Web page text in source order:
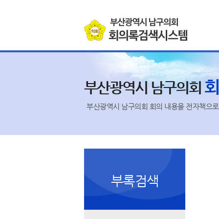
부산광역시 남구의회
부산광역시 남구의회 회의 내용을 전자책으
부록검색